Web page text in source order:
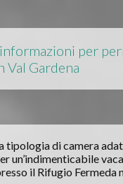
per
Val Gardena
tipologia di camera
un’indimenticabile
il Rifugio Fermeda